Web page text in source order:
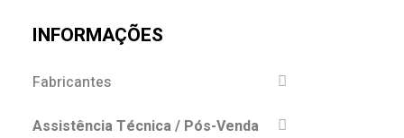
INFORMAÇÕES
Fabricantes
Assistência Técnica / Pós-Venda